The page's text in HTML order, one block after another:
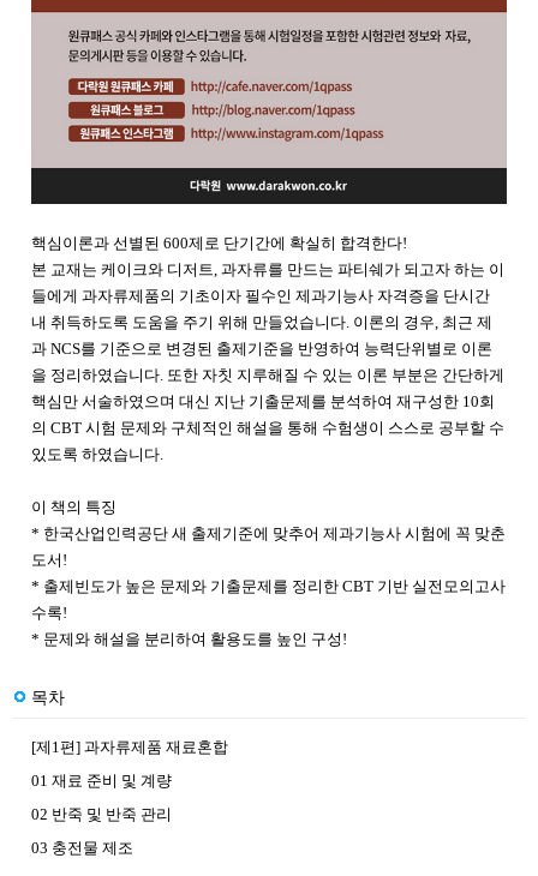
핵심이론과 선별된 600제로 단기간에 확실히 합격한다!
본 교재는 케이크와 디저트, 과자류를 만드는 파티쉐가 되고자 하는 이
들에게 과자류제품의 기초이자 필수인 제과기능사 자격증을 단시간
내 취득하도록 도움을 주기 위해 만들었습니다. 이론의 경우, 최근 제
과 NCS를 기준으로 변경된 출제기준을 반영하여 능력단위별로 이론
을 정리하였습니다. 또한 자칫 지루해질 수 있는 이론 부분은 간단하게
핵심만 서술하였으며 대신 지난 기출문제를 분석하여 재구성한 10회
의 CBT 시험 문제와 구체적인 해설을 통해 수험생이 스스로 공부할 수
있도록 하였습니다.
이 책의 특징
* 한국산업인력공단 새 출제기준에 맞추어 제과기능사 시험에 꼭 맞춘
도서!
* 출제빈도가 높은 문제와 기출문제를 정리한 CBT 기반 실전모의고사
수록!
* 문제와 해설을 분리하여 활용도를 높인 구성!
목차
[제1편] 과자류제품 재료혼합
01 재료 준비 및 계량
02 반죽 및 반죽 관리
03 충전물 제조